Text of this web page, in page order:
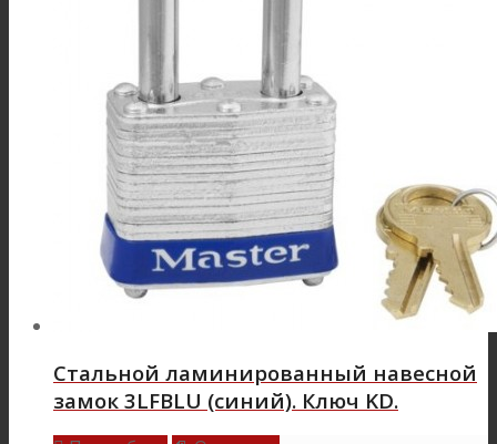
Стальной ламинированный навесной
замок 3LFBLU (синий). Ключ KD.